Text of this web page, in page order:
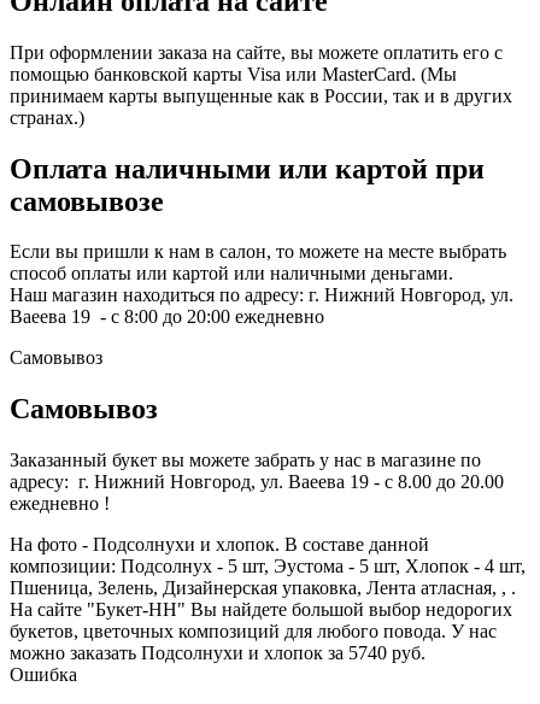
При оформлении заказа на сайте, вы можете оплатить его с
помощью банковской карты Visa или MasterCard. (Мы
принимаем карты выпущенные как в России, так и в других
странах.)
Оплата наличными или картой при
самовывозе
Если вы пришли к нам в салон, то можете на месте выбрать
способ оплаты или картой или наличными деньгами.
Наш магазин находиться по адресу: г. Нижний Новгород, ул.
Ваеева 19 - с 8:00 до 20:00 ежедневно
Самовывоз
Самовывоз
Заказанный букет вы можете забрать у нас в магазине по
адресу: г. Нижний Новгород, ул. Ваеева 19 - с 8.00 до 20.00
ежедневно !
На фото - Подсолнухи и хлопок. В составе данной
композиции: Подсолнух - 5 шт, Эустома - 5 шт, Хлопок - 4 шт,
Пшеница, Зелень, Дизайнерская упаковка, Лента атласная, , .
На сайте "Букет-НН" Вы найдете большой выбор недорогих
букетов, цветочных композиций для любого повода. У нас
можно заказать Подсолнухи и хлопок за 5740 руб.
Ошибка